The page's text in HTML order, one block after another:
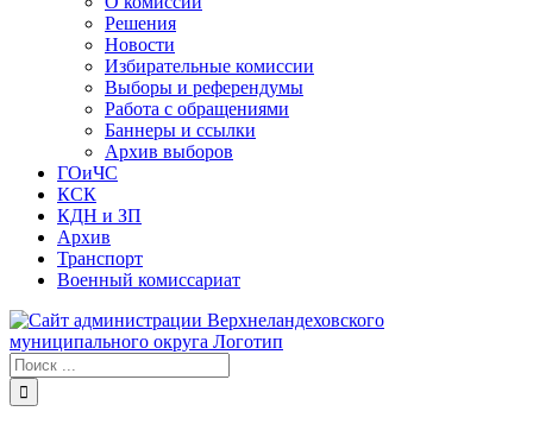
Решения
Новости
Избирательные комиссии
Выборы и референдумы
Работа с обращениями
Баннеры и ссылки
Архив выборов
ГОиЧС
КСК
КДН и ЗП
Архив
Транспорт
Военный комиссариат
Результат
поиска: